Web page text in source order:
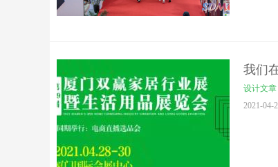
我们
设计文章
2021-04-